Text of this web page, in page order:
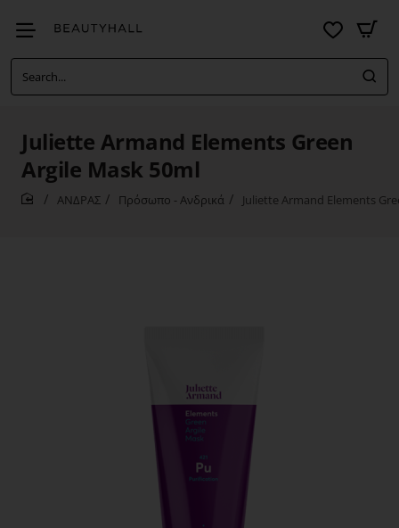
Search...
Juliette Armand Elements Green
Argile Mask 50ml
ΑΝΔΡΑΣ Πρόσωπο - Ανδρικά Juliette Armand Elements